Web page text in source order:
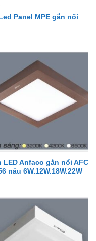
Led Panel MPE gắn nổi
LED Anfaco gắn nổi AFC
nâu 6W.12W.18W.22W